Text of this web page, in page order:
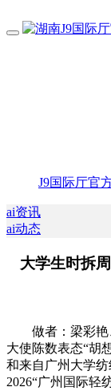
J9国际厅官
ai资讯
ai动态
大学生时拆
做者：梁彩艳
大使陈数表态“胡
和来自广州大学
2026“广州国际轻